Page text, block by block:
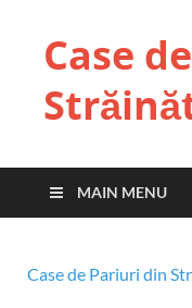
Case
MAIN MENU
Case de Pariuri din